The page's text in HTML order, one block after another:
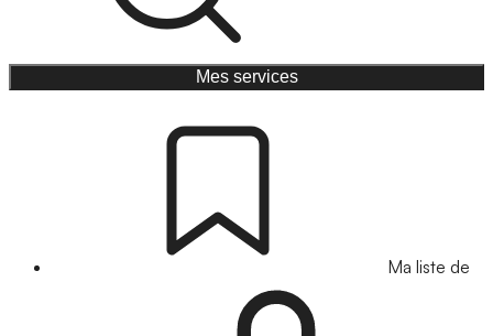
Mes services
Ma liste de